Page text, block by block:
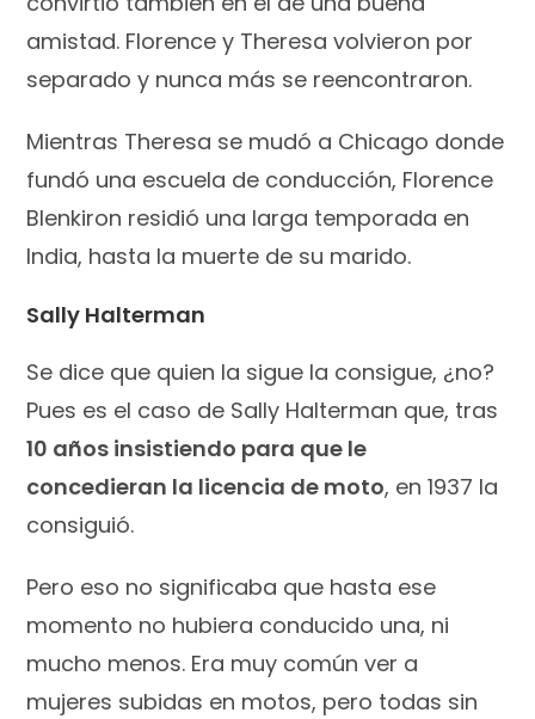
amistad. Florence y Theresa volvieron por
separado y nunca más se reencontraron.
Mientras Theresa se mudó a Chicago donde
fundó una escuela de conducción, Florence
Blenkiron residió una larga temporada en
India, hasta la muerte de su marido.
Sally Halterman
Se dice que quien la sigue la consigue, ¿no?
Pues es el caso de Sally Halterman que, tras
10 años insistiendo para que le
concedieran la licencia de moto, en 1937 la
consiguió.
Pero eso no significaba que hasta ese
momento no hubiera conducido una, ni
mucho menos. Era muy común ver a
mujeres subidas en motos, pero todas sin